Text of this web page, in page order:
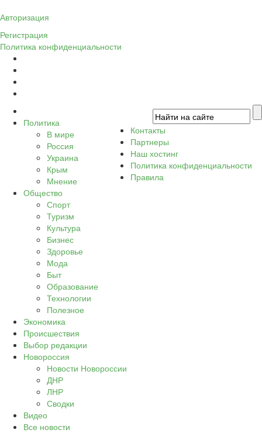
Авторизация
Регистрация
Политика конфиденциальности
Политика
В мире
Россия
Украина
Крым
Мнение
Общество
Спорт
Туризм
Культура
Бизнес
Здоровье
Мода
Быт
Образование
Технологии
Полезное
Экономика
Происшествия
Выбор редакции
Новороссия
Новости Новороссии
ДНР
ЛНР
Сводки
Видео
Все новости
Контакты
Партнеры
Наш хостинг
Политика конфиденциальности
Правила